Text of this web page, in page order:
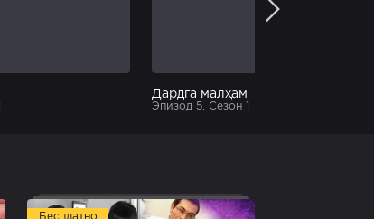
Дардга малҳам
Эпизод 5, Сезон 1
Бесплатно